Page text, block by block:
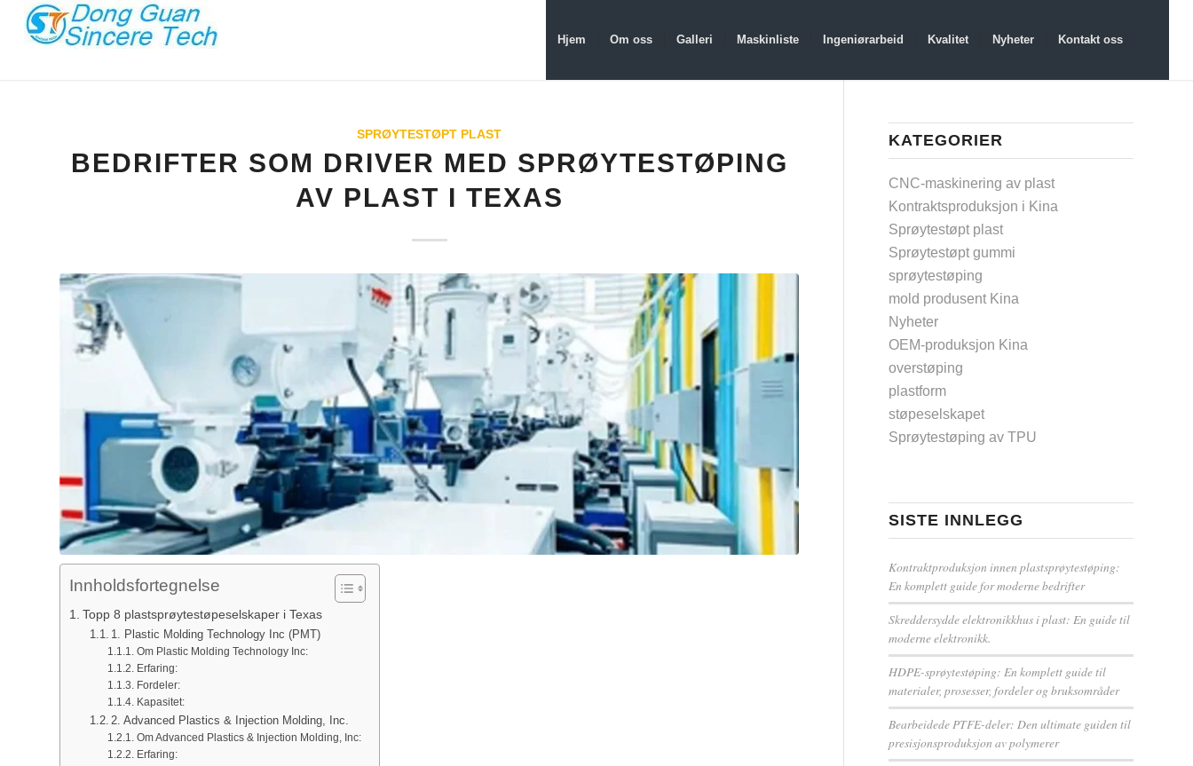
Hjem Om oss Galleri Maskinliste Ingeniørarbeid Kvalitet Nyheter Kontakt oss
SPRØYTESTØPT PLAST
BEDRIFTER SOM DRIVER MED SPRØYTESTØPING
AV PLAST I TEXAS
Innholdsfortegnelse
Topp 8 plastsprøytestøpeselskaper i Texas
1. Plastic Molding Technology Inc (PMT)
Om Plastic Molding Technology Inc:
Erfaring:
Fordeler:
Kapasitet:
2. Advanced Plastics & Injection Molding, Inc.
Om Advanced Plastics & Injection Molding, Inc:
Erfaring:
KATEGORIER
CNC-maskinering av plast
Kontraktsproduksjon i Kina
Sprøytestøpt plast
Sprøytestøpt gummi
sprøytestøping
mold produsent Kina
Nyheter
OEM-produksjon Kina
overstøping
plastform
støpeselskapet
Sprøytestøping av TPU
SISTE INNLEGG
Kontraktproduksjon innen plastsprøytestøping:
En komplett guide for moderne bedrifter
Skreddersydde elektronikkhus i plast: En guide til
moderne elektronikk.
HDPE-sprøytestøping: En komplett guide til
materialer, prosesser, fordeler og bruksområder
Bearbeidede PTFE-deler: Den ultimate guiden til
presisjonsproduksjon av polymerer